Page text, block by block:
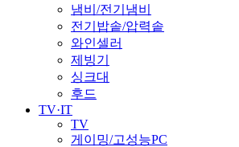
냄비/전기냄비
전기밥솥/압력솥
와인셀러
제빙기
싱크대
후드
TV·IT
TV
게이밍/고성능PC